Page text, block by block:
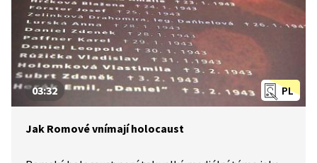
PL
03:32
Jak Romové vnímají holocaust